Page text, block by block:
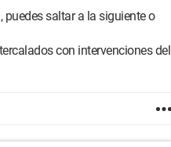
saltar a la siguiente o
con intervenciones del